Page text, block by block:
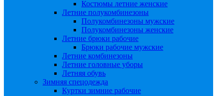
Костюмы летние женские
Летние полукомбинезоны
Полукомбинезоны мужские
Полукомбинезоны женские
Летние брюки рабочие
Брюки рабочие мужские
Летние комбинезоны
Летние головные уборы
Летняя обувь
Зимняя спецодежда
Куртки зимние рабочие